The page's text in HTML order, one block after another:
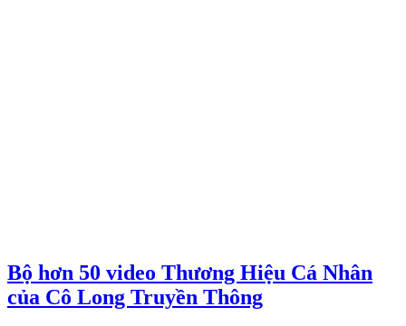
Bộ hơn 50 video Thương Hiệu Cá Nhân
của Cô Long Truyền Thông